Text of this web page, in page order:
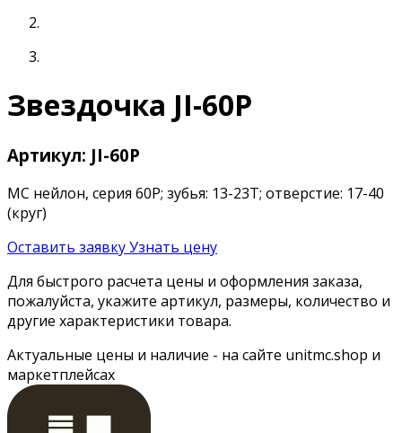
Звездочка JI-60P
Артикул: JI-60P
МС нейлон, серия 60P; зубья: 13-23T; отверстие: 17-40
(круг)
Оставить заявкуУзнать цену
Для быстрого расчета цены и оформления заказа,
пожалуйста, укажите артикул, размеры, количество и
другие характеристики товара.
Актуальные цены и наличие - на сайте unitmc.shop и
маркетплейсах